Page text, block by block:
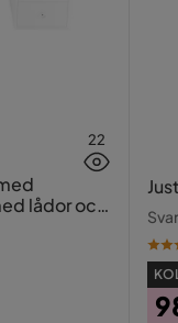
22
lådor och